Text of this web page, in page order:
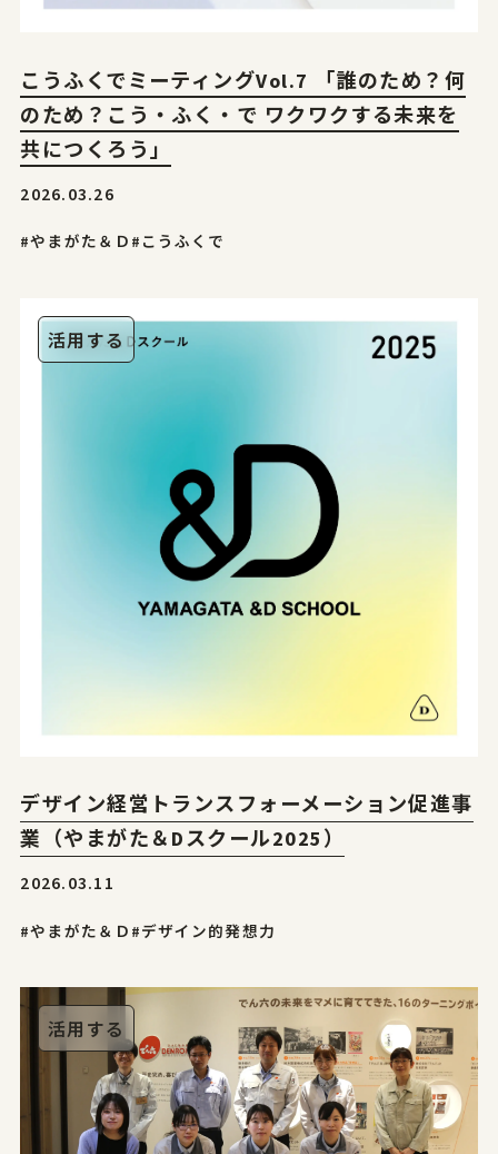
こうふくでミーティングVol.7 「誰のため？何
のため？こう・ふく・で ワクワクする未来を
共につくろう」
2026.03.26
#やまがた＆Ｄ #こうふくで
活用する
デザイン経営トランスフォーメーション促進事
業（やまがた＆Dスクール2025）
2026.03.11
#やまがた＆Ｄ #デザイン的発想力
活用する